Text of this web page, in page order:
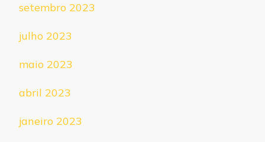
setembro 2023
julho 2023
maio 2023
abril 2023
janeiro 2023